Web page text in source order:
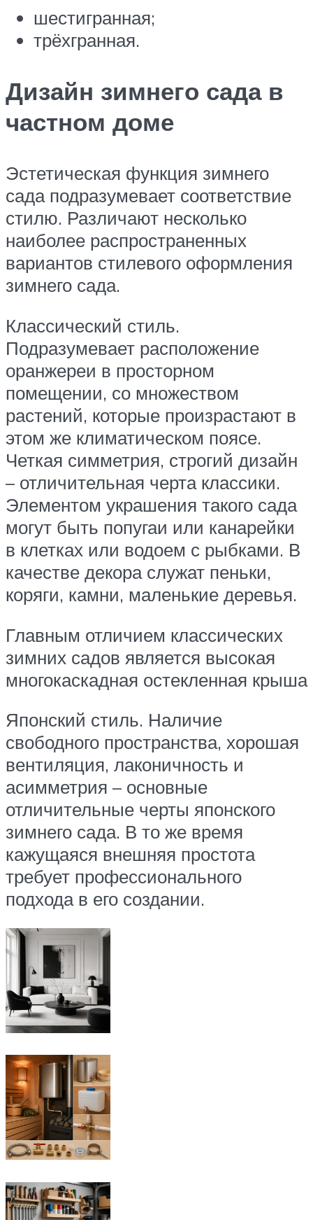
шестигранная;
трёхгранная.
Дизайн зимнего сада в
частном доме
Эстетическая функция зимнего
сада подразумевает соответствие
стилю. Различают несколько
наиболее распространенных
вариантов стилевого оформления
зимнего сада.
Классический стиль.
Подразумевает расположение
оранжереи в просторном
помещении, со множеством
растений, которые произрастают в
этом же климатическом поясе.
Четкая симметрия, строгий дизайн
– отличительная черта классики.
Элементом украшения такого сада
могут быть попугаи или канарейки
в клетках или водоем с рыбками. В
качестве декора служат пеньки,
коряги, камни, маленькие деревья.
Главным отличием классических
зимних садов является высокая
многокаскадная остекленная крыша
Японский стиль. Наличие
свободного пространства, хорошая
вентиляция, лаконичность и
асимметрия – основные
отличительные черты японского
зимнего сада. В то же время
кажущаяся внешняя простота
требует профессионального
подхода в его создании.